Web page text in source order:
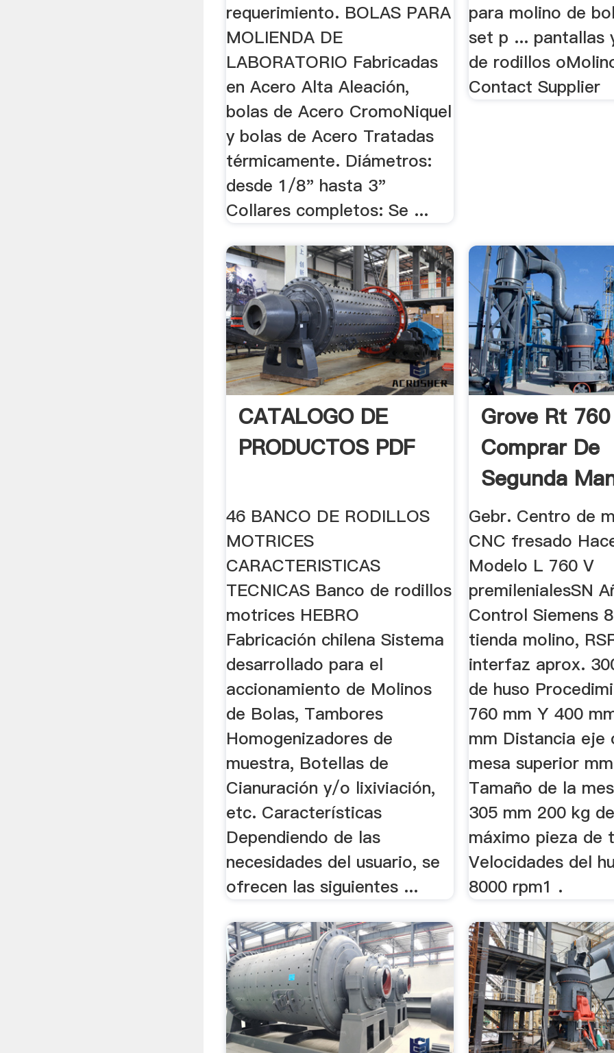
requerimiento. BOLAS PARA
MOLIENDA DE
LABORATORIO Fabricadas
en Acero Alta Aleación,
bolas de Acero CromoNiquel
y bolas de Acero Tratadas
térmicamente. Diámetros:
desde 1/8" hasta 3"
Collares completos: Se ...
para molino de
set p ... pantallas
de rodillos
Contact Supplier
CATALOGO DE
PRODUCTOS PDF
46 BANCO DE RODILLOS
MOTRICES
CARACTERISTICAS
TECNICAS Banco de rodillos
motrices HEBRO
Fabricación chilena Sistema
desarrollado para el
accionamiento de Molinos
de Bolas, Tambores
Homogenizadores de
muestra, Botellas de
Cianuración y/o lixiviación,
etc. Características
Dependiendo de las
necesidades del usuario, se
ofrecen las siguientes ...
Grove Rt
Comprar De
Segunda
Gebr. Centro de
CNC fresado
Modelo L 760 V
premilenialesSN
Control Siemens
tienda molino,
interfaz aprox.
de huso
760 mm Y 400
mm Distancia eje
mesa superior
Tamaño de la
305 mm 200 kg
máximo pieza de
Velocidades del
8000 rpm1 .